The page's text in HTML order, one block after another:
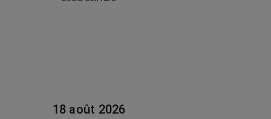
18 août 2026